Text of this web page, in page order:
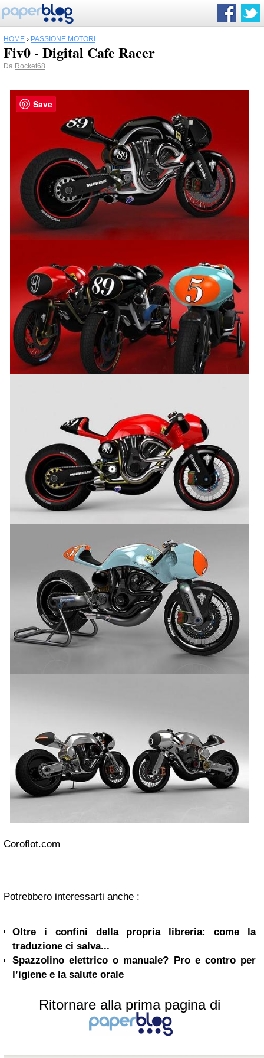
HOME › PASSIONE MOTORI
Fiv0 - Digital Cafe Racer
Da Rocket68
Coroflot.com
Potrebbero interessarti anche :
Oltre i confini della propria libreria: come la
traduzione ci salva...
Spazzolino elettrico o manuale? Pro e contro per
l’igiene e la salute orale
Ritornare alla prima pagina di
Save